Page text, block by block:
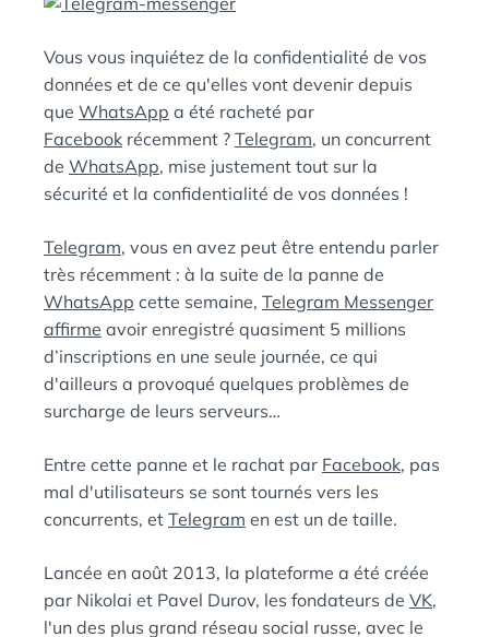
Vous vous inquiétez de la confidentialité de vos
données et de ce qu'elles vont devenir depuis
que WhatsApp a été racheté par
Facebook récemment ? Telegram, un concurrent
de WhatsApp, mise justement tout sur la
sécurité et la confidentialité de vos données !
Telegram, vous en avez peut être entendu parler
très récemment : à la suite de la panne de
WhatsApp cette semaine, Telegram Messenger
affirme avoir enregistré quasiment 5 millions
d’inscriptions en une seule journée, ce qui
d'ailleurs a provoqué quelques problèmes de
surcharge de leurs serveurs…
Entre cette panne et le rachat par Facebook, pas
mal d'utilisateurs se sont tournés vers les
concurrents, et Telegram en est un de taille.
Lancée en août 2013, la plateforme a été créée
par Nikolai et Pavel Durov, les fondateurs de VK,
l'un des plus grand réseau social russe, avec le